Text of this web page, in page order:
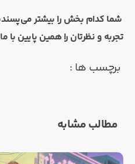
شما کدام بخش را بیشتر
تجربه و نظرتان را همین پایین با
برچسب ها :
مطالب مشابه